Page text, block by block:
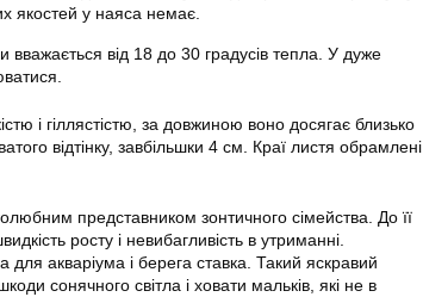
якостей у наяса немає.
від 18 до 30 градусів тепла. У дуже
і гіллястістю, за довжиною воно досягає близько
відтінку, завбільшки 4 см. Краї листя обрамлені
представником зонтичного сімейства. До її
росту і невибагливість в утриманні.
акваріума і берега ставка. Такий яскравий
сонячного світла і ховати мальків, які не в